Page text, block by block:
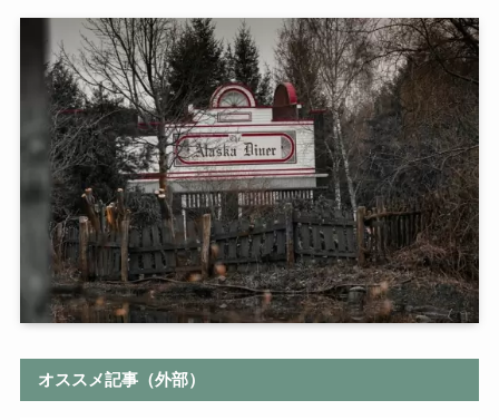
オススメ記事（外部）